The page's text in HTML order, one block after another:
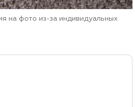
на фото из-за индивидуальных